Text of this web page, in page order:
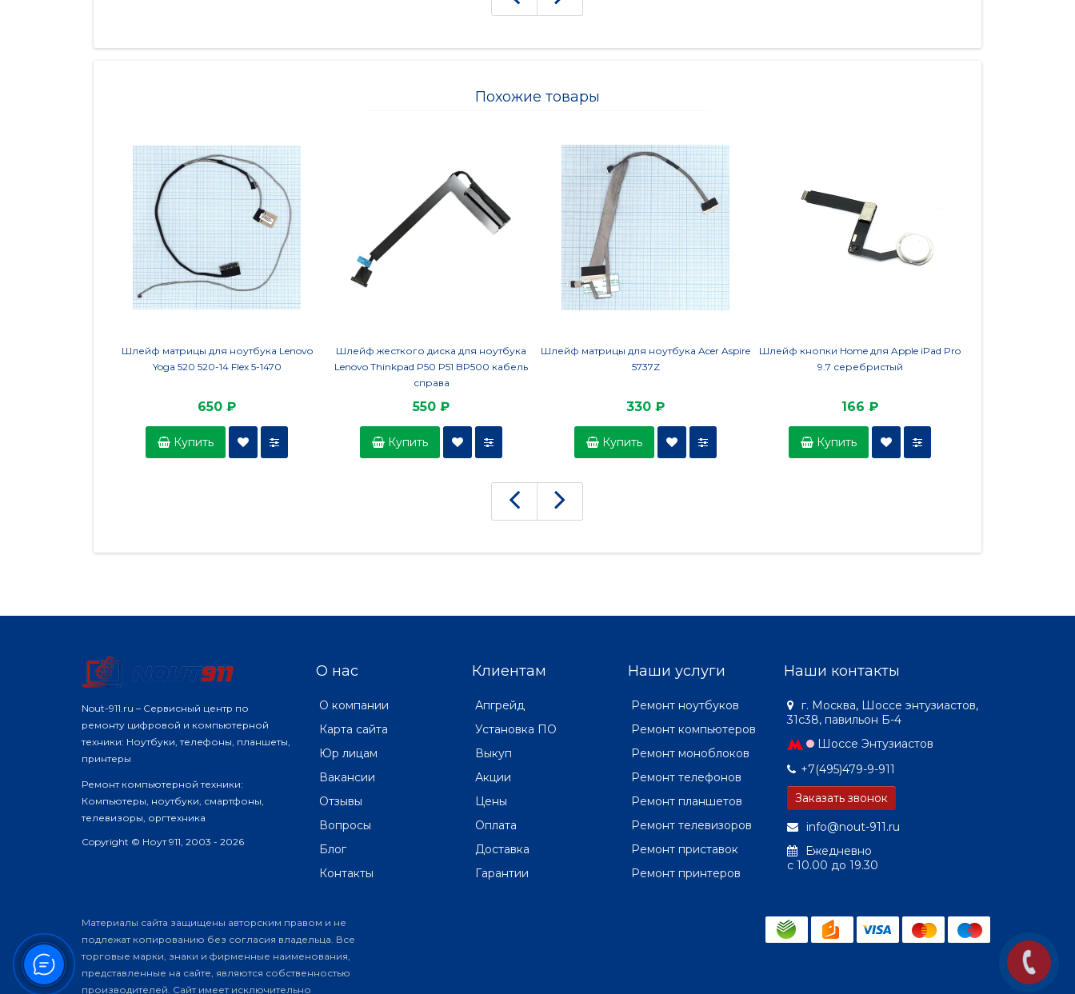
Похожие товары
Шлейф матрицы для ноутбука Lenovo
Yoga 520 520-14 Flex 5-1470
650 ₽
Купить
Шлейф жесткого диска для ноутбука
Lenovo Thinkpad P50 P51 BP500 кабель
справа
550 ₽
Купить
Шлейф матрицы для ноутбука Acer Aspire
5737Z
330 ₽
Купить
Шлейф кнопки Home для Apple iPad Pro
9.7 серебристый
166 ₽
Купить
Nout-911.ru – Сервисный центр по
ремонту цифровой и компьютерной
техники: Ноутбуки, телефоны, планшеты,
принтеры
Ремонт компьютерной техники:
Компьютеры, ноутбуки, смартфоны,
телевизоры, оргтехника
Copyright © Ноут 911, 2003 - 2026
О нас
О компании
Карта сайта
Юр лицам
Вакансии
Отзывы
Вопросы
Блог
Контакты
Клиентам
Апгрейд
Установка ПО
Выкуп
Акции
Цены
Оплата
Доставка
Гарантии
Наши услуги
Ремонт ноутбуков
Ремонт компьютеров
Ремонт моноблоков
Ремонт телефонов
Ремонт планшетов
Ремонт телевизоров
Ремонт приставок
Ремонт принтеров
Наши контакты
г. Москва, Шоссе энтузиастов,
31с38, павильон Б-4
Шоссе Энтузиастов
+7(495)479-9-911
Заказать звонок
info@nout-911.ru
Ежедневно
c 10.00 до 19.30
Материалы сайта защищены авторским правом и не
подлежат копированию без согласия владельца. Все
торговые марки, знаки и фирменные наименования,
представленные на сайте, являются собственностью
производителей. Сайт имеет исключительно